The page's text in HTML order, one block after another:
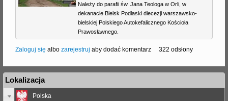
Należy do parafii św. Jana Teologa w Orli, w
dekanacie Bielsk Podlaski diecezji warszawsko-
bielskiej Polskiego Autokefalicznego Kościoła
Prawosławnego.
Zaloguj się albo zarejestruj aby dodać komentarz 322 odsłony
Lokalizacja
Polska